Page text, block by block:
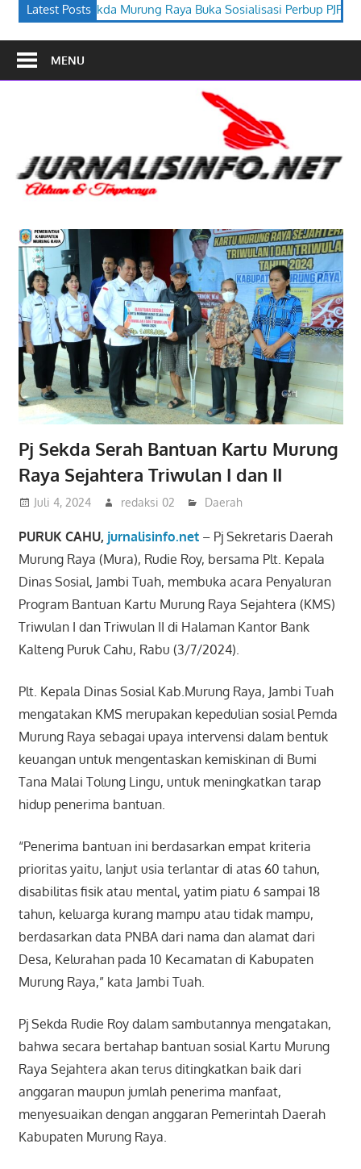
Latest Posts
Buka Sosialisasi Perbup PJPK 2026–2030 Festival Budaya
MENU
Pj Sekda Serah Bantuan Kartu Murung
Raya Sejahtera Triwulan I dan II
Juli 4, 2024 redaksi 02 Daerah
PURUK CAHU, jurnalisinfo.net– Pj Sekretaris Daerah
Murung Raya (Mura), Rudie Roy, bersama Plt. Kepala
Dinas Sosial, Jambi Tuah, membuka acara Penyaluran
Program Bantuan Kartu Murung Raya Sejahtera (KMS)
Triwulan I dan Triwulan II di Halaman Kantor Bank
Kalteng Puruk Cahu, Rabu (3/7/2024).
Plt. Kepala Dinas Sosial Kab.Murung Raya, Jambi Tuah
mengatakan KMS merupakan kepedulian sosial Pemda
Murung Raya sebagai upaya intervensi dalam bentuk
keuangan untuk mengentaskan kemiskinan di Bumi
Tana Malai Tolung Lingu, untuk meningkatkan tarap
hidup penerima bantuan.
“Penerima bantuan ini berdasarkan empat kriteria
prioritas yaitu, lanjut usia terlantar di atas 60 tahun,
disabilitas fisik atau mental, yatim piatu 6 sampai 18
tahun, keluarga kurang mampu atau tidak mampu,
berdasarkan data PNBA dari nama dan alamat dari
Desa, Kelurahan pada 10 Kecamatan di Kabupaten
Murung Raya,” kata Jambi Tuah.
Pj Sekda Rudie Roy dalam sambutannya mengatakan,
bahwa secara bertahap bantuan sosial Kartu Murung
Raya Sejahtera akan terus ditingkatkan baik dari
anggaran maupun jumlah penerima manfaat,
menyesuaikan dengan anggaran Pemerintah Daerah
Kabupaten Murung Raya.